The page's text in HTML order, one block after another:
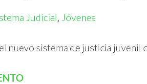
Judicial, Jóvenes
nuevo sistema de justicia juvenil